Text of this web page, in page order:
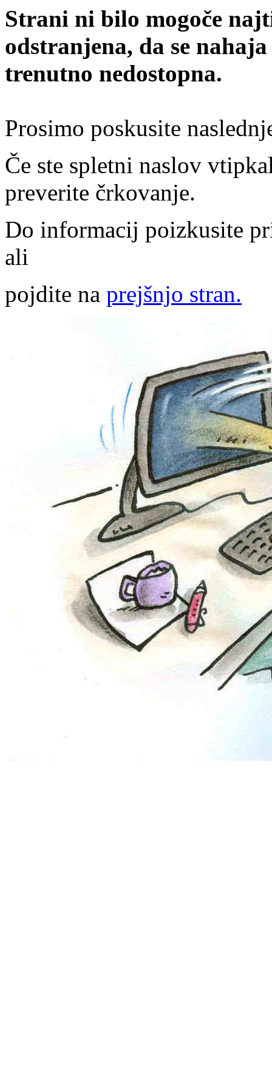
Strani ni bilo mogoče
odstranjena, da se
trenutno nedostopna.
Prosimo poskusite
Če ste spletni naslov
preverite črkovanje.
Do informacij poizkusite
ali
pojdite na prejšnjo stran.